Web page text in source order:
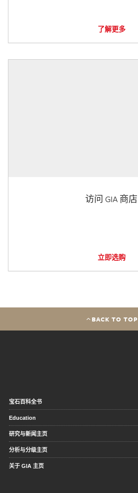
了解更多
访问 GIA 商店
立即选购
BACK TO TOP
宝石百科全书
Education
研究与新闻主页
分析与分级主页
关于 GIA 主页